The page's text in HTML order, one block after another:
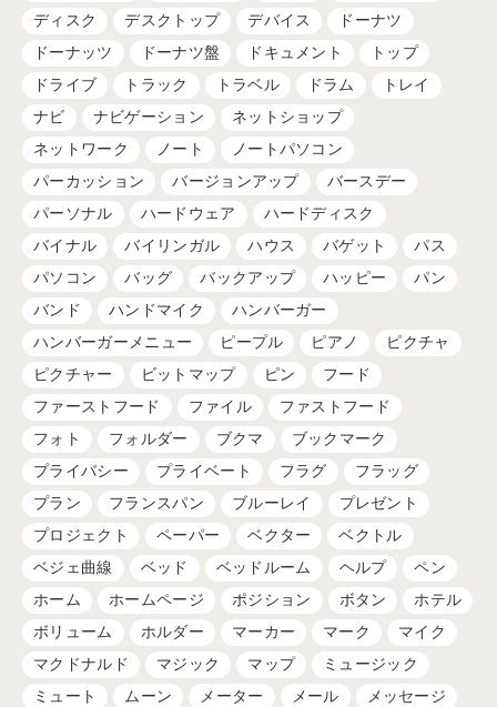
ディスク
デスクトップ デバイス
ドーナツ
ドーナッツ
ドーナツ盤 ドキュメント
トップ
ドライブ
トラック トラベル ドラム
トレイ
ナビ
ナビゲーション
ネットショップ
ネットワーク
ノート
ノートパソコン
パーカッション
バージョンアップ
バースデー
パーソナル
ハードウェア
ハードディスク
バイナル
バイリンガル ハウス バゲット
パス
パソコン
バッグ バックアップ ハッピー
パン
バンド
ハンドマイク
ハンバーガー
ハンバーガーメニュー
ピープル ピアノ
ピクチャ
ピクチャー
ビットマップ ピン
フード
ファーストフード
ファイル
ファストフード
フォト
フォルダー ブクマ
ブックマーク
プライバシー
プライベート フラグ
フラッグ
プラン
フランスパン ブルーレイ
プレゼント
プロジェクト
ペーパー ベクター
ベクトル
ベジェ曲線
ベッド ベッドルーム ヘルプ
ペン
ホーム
ホームページ ポジション ボタン
ホテル
ボリューム
ホルダー マーカー マーク
マイク
マクドナルド
マジック マップ
ミュージック
ミュート
ムーン メーター メール
メッセージ